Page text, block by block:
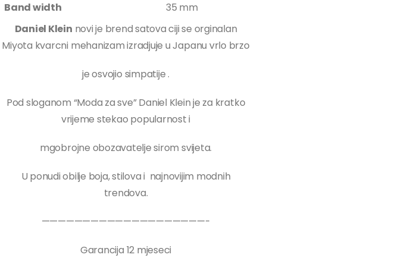
Band width
35 mm
Daniel Klein novi je brend satova ciji se orginalan
Miyota kvarcni mehanizam izradjuje u Japanu vrlo brzo
je osvojio simpatije .
Pod sloganom “Moda za sve” Daniel Klein je za kratko
vrijeme stekao popularnost i
mgobrojne obozavatelje sirom svijeta.
U ponudi obilje boja, stilova i najnovijim modnih
trendova.
————————————————————-
Garancija 12 mjeseci